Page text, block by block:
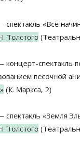
«Всё
Толстого
концерт-спектакль
песочной
(К. Маркса, 2)
спектакль «Земля
Толстого